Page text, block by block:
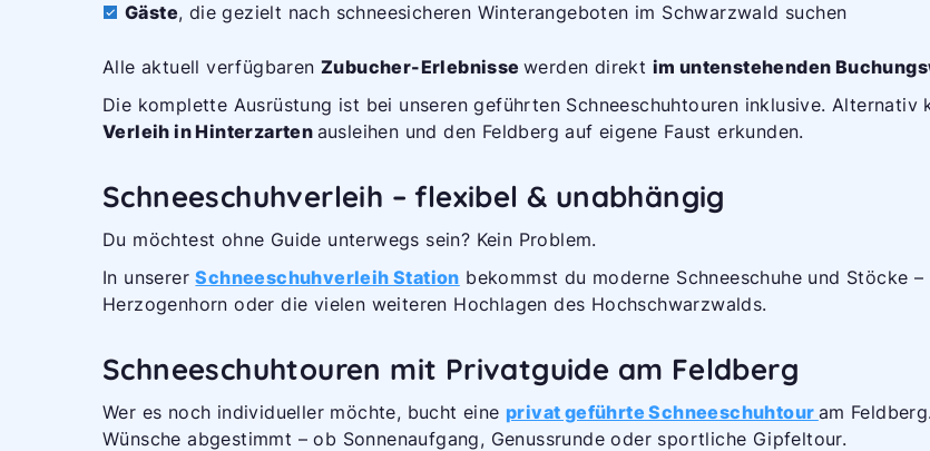
Gäste, die gezielt nach schneesicheren Winterangeboten im Schwarzwald suchen
Alle aktuell verfügbaren Zubucher-Erlebnisse werden direkt im untenstehenden
Die komplette Ausrüstung ist bei unseren geführten Schneeschuhtouren inklusive. Alternativ
Verleih in Hinterzarten ausleihen und den Feldberg auf eigene Faust erkunden.
Schneeschuhverleih – flexibel & unabhängig
Du möchtest ohne Guide unterwegs sein? Kein Problem.
In unsererSchneeschuhverleih Station bekommst du moderne Schneeschuhe und Stöcke
Herzogenhorn oder die vielen weiteren Hochlagen des Hochschwarzwalds.
Schneeschuh­touren mit Privatguide am Feldberg
Wer es noch individueller möchte, bucht eine privat geführte Schneeschuhtour am
Wünsche abgestimmt – ob Sonnenaufgang, Genussrunde oder sportliche Gipfeltour.